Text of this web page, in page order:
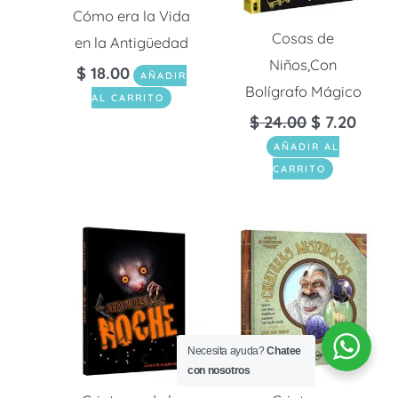
Cómo era la Vida
en la Antigüedad
$ 18.00
AÑADIR
AL CARRITO
Cosas de
Niños,Con
Bolígrafo Mágico
$24.00 $ 7.20
AÑADIR AL
CARRITO
Necesita ayuda?Chatee
con nosotros